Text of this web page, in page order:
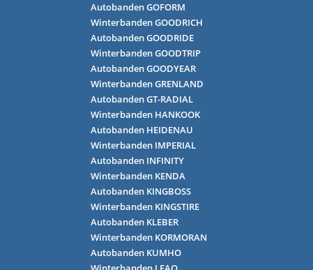
Autobanden GOFORM
Winterbanden GOODRICH
Autobanden GOODRIDE
Winterbanden GOODTRIP
Autobanden GOODYEAR
Winterbanden GRENLAND
Autobanden GT-RADIAL
Winterbanden HANKOOK
Autobanden HEIDENAU
Winterbanden IMPERIAL
Autobanden INFINITY
Winterbanden KENDA
Autobanden KINGBOSS
Winterbanden KINGSTIRE
Autobanden KLEBER
Winterbanden KORMORAN
Autobanden KUMHO